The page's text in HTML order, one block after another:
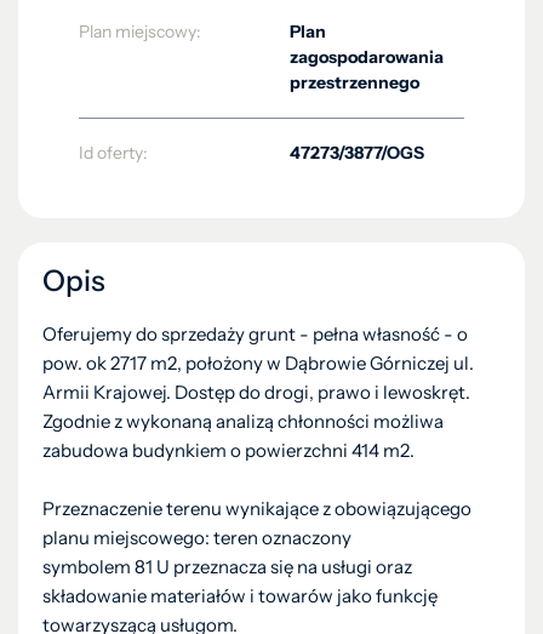
Plan miejscowy:
Plan
zagospodarowania
przestrzennego
Id oferty: 47273/3877/OGS
Opis
Oferujemy do sprzedaży grunt - pełna własność - o
pow. ok 2717 m2, położony w Dąbrowie Górniczej ul.
Armii Krajowej. Dostęp do drogi, prawo i lewoskręt.
Zgodnie z wykonaną analizą chłonności możliwa
zabudowa budynkiem o powierzchni 414 m2.
Przeznaczenie terenu wynikające z obowiązującego
planu miejscowego: teren oznaczony
symbolem 81 U przeznacza się na usługi oraz
składowanie materiałów i towarów jako funkcję
towarzyszącą usługom.